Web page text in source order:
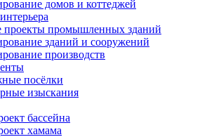
домов и коттеджей
проекты промышленных зданий
зданий и сооружений
производств
посёлки
изыскания
бассейна
хамама